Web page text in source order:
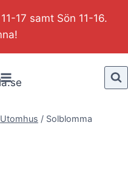
17 samt Sön 11-16.
Utomhus / Solblomma